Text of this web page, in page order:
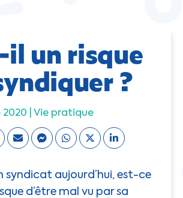
un risque
?
| Vie pratique
syndicat aujourd’hui, est-ce
d’être mal vu par sa